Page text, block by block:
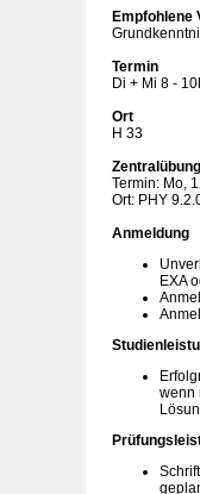
Empfohlene
Termin
Di + Mi 8 -
Ort
H 33
Zentralübung
Termin: Mo,
Ort: PHY
Anmeldung
EXA
wenn